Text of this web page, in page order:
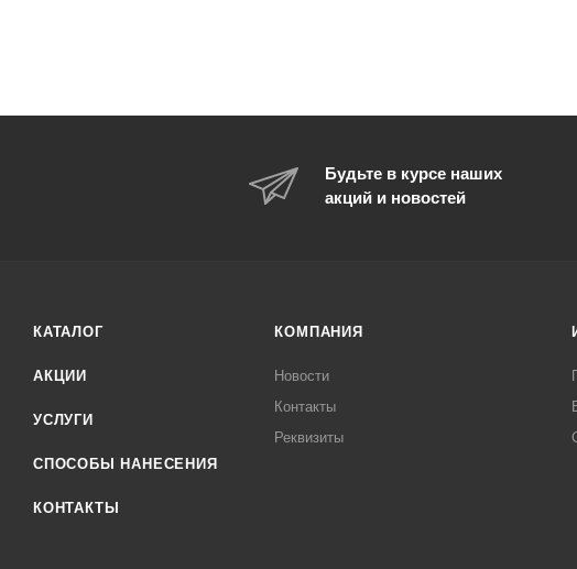
Будьте в курсе наших
акций и новостей
КАТАЛОГ
АКЦИИ
УСЛУГИ
СПОСОБЫ НАНЕСЕНИЯ
КОНТАКТЫ
КОМПАНИЯ
Новости
Контакты
Реквизиты